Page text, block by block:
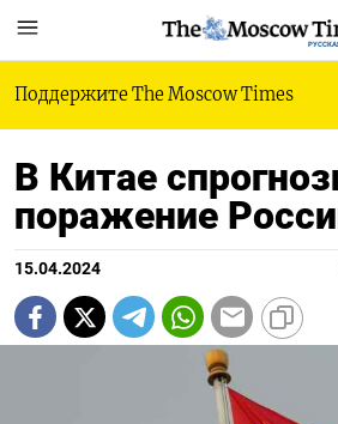
Поддержите The Moscow Times
В Китае
поражение
15.04.2024